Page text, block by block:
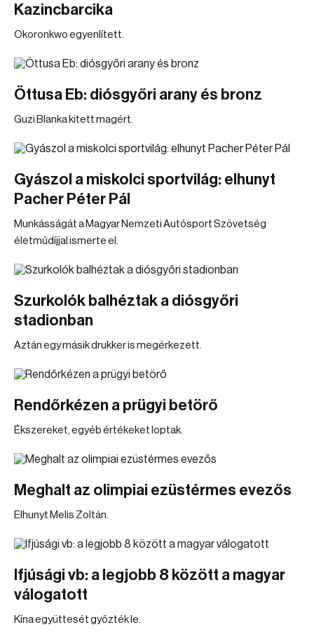
Kazincbarcika
Okoronkwo egyenlített.
Öttusa Eb: diósgyőri arany és bronz
Guzi Blanka kitett magért.
Gyászol a miskolci sportvilág: elhunyt
Pacher Péter Pál
Munkásságát a Magyar Nemzeti Autósport Szövetség
életműdíjjal ismerte el.
Szurkolók balhéztak a diósgyőri
stadionban
Aztán egy másik drukker is megérkezett.
Rendőrkézen a prügyi betörő
Ékszereket, egyéb értékeket loptak.
Meghalt az olimpiai ezüstérmes evezős
Elhunyt Melis Zoltán.
Ifjúsági vb: a legjobb 8 között a magyar
válogatott
Kína együttesét győzték le.